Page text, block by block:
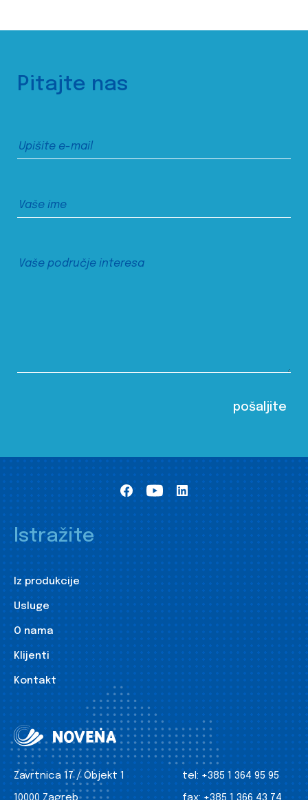
Pitajte nas
Istražite
Iz produkcije
Usluge
O nama
Klijenti
Kontakt
Zavrtnica 17 / Objekt 1
tel: +385 1 364 95 95